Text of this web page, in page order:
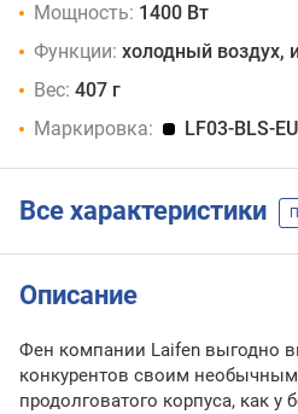
Мощность: 1400 Вт
Функции: холодный воздух,
Вес: 407 г
Маркировка:
LF03-BLS-EU
Все характеристики
Описание
Фен компании Laifen выгодно
конкурентов своим
продолговатого корпуса, как